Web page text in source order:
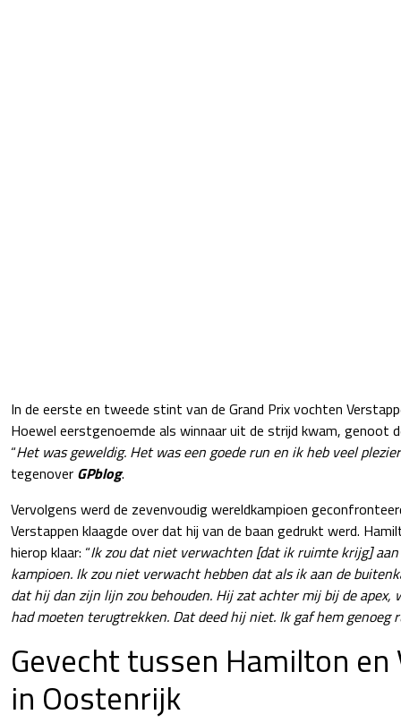
In de eerste en tweede stint van de Grand Prix vochten
Hoewel eerstgenoemde als winnaar uit de strijd kwam, genoot
“Het was geweldig. Het was een goede run en ik heb veel
tegenover GPblog.
Vervolgens werd de zevenvoudig wereldkampioen
Verstappen klaagde over dat hij van de baan gedrukt werd.
hierop klaar: “Ik zou dat niet verwachten [dat ik ruimte krijg]
kampioen. Ik zou niet verwacht hebben dat als ik aan de
dat hij dan zijn lijn zou behouden. Hij zat achter mij bij de
had moeten terugtrekken. Dat deed hij niet. Ik gaf hem genoeg
Gevecht tussen Hamilton
in Oostenrijk